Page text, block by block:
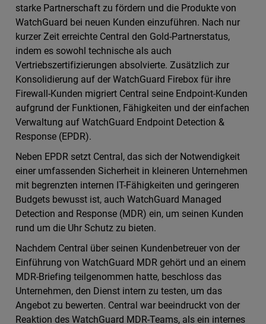
starke Partnerschaft zu fördern und die Produkte von
WatchGuard bei neuen Kunden einzuführen. Nach nur
kurzer Zeit erreichte Central den Gold-Partnerstatus,
indem es sowohl technische als auch
Vertriebszertifizierungen absolvierte. Zusätzlich zur
Konsolidierung auf der WatchGuard Firebox für ihre
Firewall-Kunden migriert Central seine Endpoint-Kunden
aufgrund der Funktionen, Fähigkeiten und der einfachen
Verwaltung auf WatchGuard Endpoint Detection &
Response (EPDR).
Neben EPDR setzt Central, das sich der Notwendigkeit
einer umfassenden Sicherheit in kleineren Unternehmen
mit begrenzten internen IT-Fähigkeiten und geringeren
Budgets bewusst ist, auch WatchGuard Managed
Detection and Response (MDR) ein, um seinen Kunden
rund um die Uhr Schutz zu bieten.
Nachdem Central über seinen Kundenbetreuer von der
Einführung von WatchGuard MDR gehört und an einem
MDR-Briefing teilgenommen hatte, beschloss das
Unternehmen, den Dienst intern zu testen, um das
Angebot zu bewerten. Central war beeindruckt von der
Reaktion des WatchGuard MDR-Teams, als ein internes